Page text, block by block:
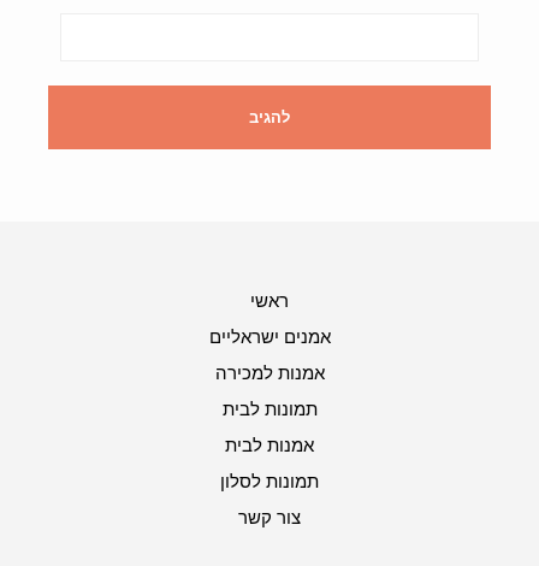
ראשי
אמנים ישראליים
אמנות למכירה
תמונות לבית
אמנות לבית
תמונות לסלון
צור קשר